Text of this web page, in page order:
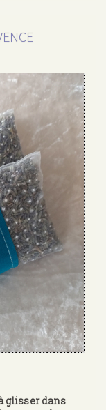
glisser dans